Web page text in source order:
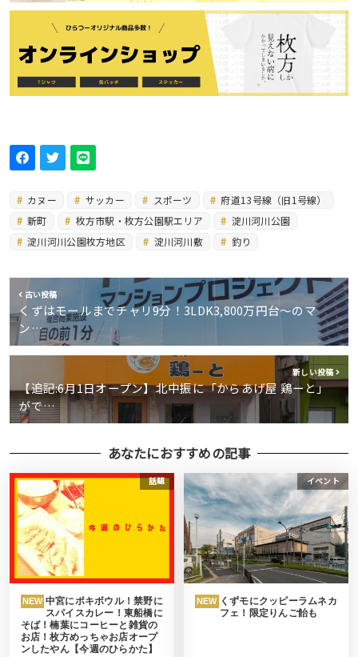
カヌー サッカー スポーツ
府道13号線（旧1号線）
新町
枚方市駅・枚方公園駅エリア
淀川河川公園
淀川河川公園枚方地区
淀川河川敷 釣り
古い投稿
くずはモールまでチャリ9分！3LDK3,800万円台〜のマ
ン…
新しい投稿
【追記:6月1日オープン】北中振に「からあげ屋 鶏ーと」
がで…
あなたにおすすめの記事
話題
NEW 中宮にポキボウル！禁野に
スパイスカレー！東船橋に
そば！楠葉にコーヒーと雑貨の
お店！枚方めっちゃお店オープ
ンしたやん【今週のひらかた】
イベント
NEW くずモにクッピーラムネカ
フェ！限定りんご飴も